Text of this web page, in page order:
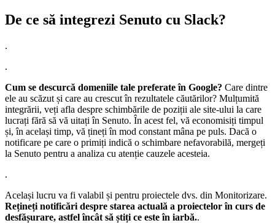
De ce să integrezi Senuto cu Slack?
.
.
Cum se descurcă domeniile tale preferate în Google? Care dintre
ele au scăzut și care au crescut în rezultatele căutărilor? Mulțumită
integrării, veți afla despre schimbările de poziții ale site-ului la care
lucrați fără să vă uitați în Senuto. În acest fel, vă economisiți timpul
și, în același timp, vă țineți în mod constant mâna pe puls. Dacă o
notificare pe care o primiți indică o schimbare nefavorabilă, mergeți
la Senuto pentru a analiza cu atenție cauzele acesteia.
.
Același lucru va fi valabil și pentru proiectele dvs. din Monitorizare.
Rețineți notificări despre starea actuală a proiectelor în curs de
desfășurare, astfel încât să știți ce este în iarbă..